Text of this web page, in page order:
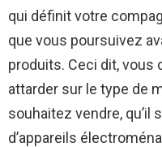
qui définit votre
que vous poursuivez
produits. Ceci dit, vous
attarder sur le type de
souhaitez vendre, qu’il
d’appareils